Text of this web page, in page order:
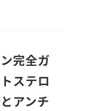
完全ガ
ステロ
アンチ